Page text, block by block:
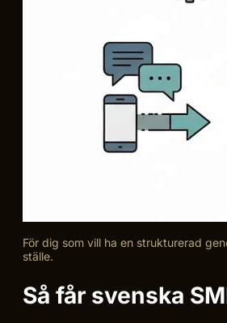
För dig som vill ha en strukturerad
ställe.
Så får svenska